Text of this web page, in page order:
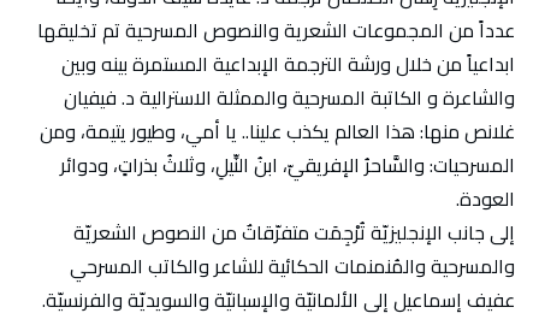
عدداً من المجموعات الشعرية والنصوص المسرحية تم تخليقها
ابداعياً من خلال ورشة الترجمة الإبداعية المستمرة بينه وبين
والشاعرة و الكاتبة المسرحية والممثلة الاسترالية د. فيفيان
غلانص منها: هذا العالم يكذب علينا.. يا أمي، وطيور يتيمة، ومن
المسرحيات: والسَّاحرُ الإفريقيّ، ابنُ النِّيلِ، وثلاثُ بذراتٍ، ودوائر
العودة.
إلى جانب الإنجليزيّة تُرْجِمَت متفرّقاتٌ من النصوص الشعريّة
والمسرحية والمُنمنمات الحكائية للشاعر والكاتب المسرحي
عفيف إسماعيل إلى الألمانيّة والإسبانيّة والسويديّة والفرنسيّة.